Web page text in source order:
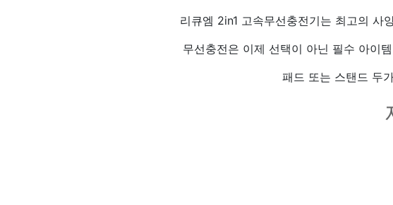
리큐엠 2in1 고속무선충전기는 최고의 사
무선충전은 이제 선택이 아닌 필수 아이
패드 또는 스탠드 두